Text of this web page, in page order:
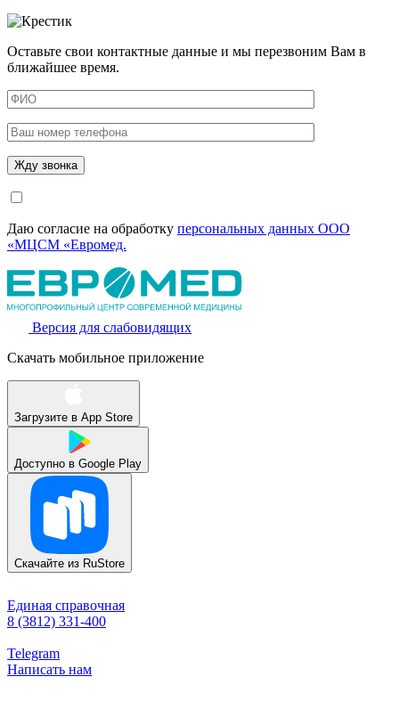
Оставьте свои контактные данные и мы перезвоним Вам в
ближайшее время.
Даю согласие на обработку персональных данных ООО
«МЦСМ «Евромед.
Версия для слабовидящих
Скачать мобильное приложение
Загрузите в App Store
Доступно в Google Play
Скачайте из RuStore
Единая справочная
8 (3812) 331-400
Telegram
Написать нам